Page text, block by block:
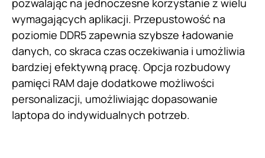
pozwalając na jednoczesne korzystanie z wielu
wymagających aplikacji. Przepustowość na
poziomie DDR5 zapewnia szybsze ładowanie
danych, co skraca czas oczekiwania i umożliwia
bardziej efektywną pracę. Opcja rozbudowy
pamięci RAM daje dodatkowe możliwości
personalizacji, umożliwiając dopasowanie
laptopa do indywidualnych potrzeb.